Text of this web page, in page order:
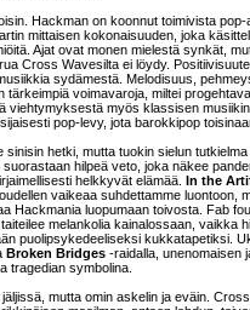
Hackman on koonnut toimivista
mittaisen kokonaisuuden, joka
Ajat ovat monen mielestä synkät,
Cross Wavesilta ei löydy.
sydämestä. Melodisuus,
tärkeimpiä voimavaroja, miltei
viehtymyksestä myös klassisen musiikin
pop-levy, jota barokkipop
sinisin hetki, mutta tuokin sielun
suorastaan hilpeä veto, joka näkee
helkkyvät elämää. In the
vaikeaa suhdettamme luontoon,
Hackmania luopumaan toivosta. Fab
taiteilee melankolia kainalossaan, vaikka
puolipsykedeeliseksi kukkatapetiksi.
Broken Bridges -raidalla, unenomaisen
tragedian symbolina.
mutta omin askelin ja eväin.